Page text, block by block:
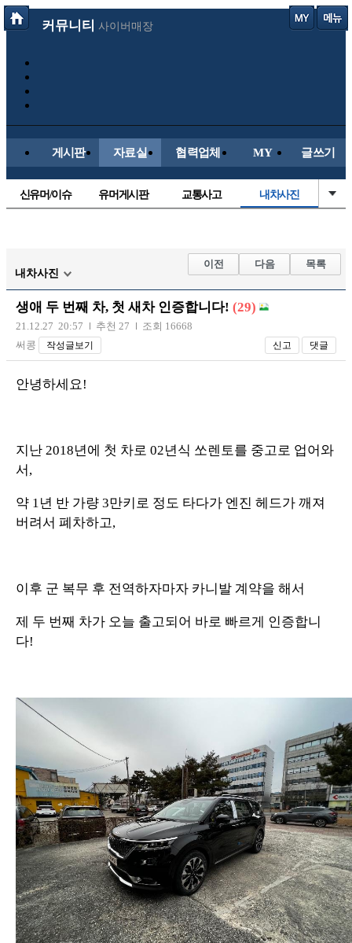
커뮤니티 사이버매장
게시판 자료실 협력업체 MY 글쓰기
신유머/이슈 유머게시판 교통사고 내차사진
자유사진 군사/무기
트럭/버스
장착시공사진
내차사진
이전 다음 목록
생애 두 번째 차, 첫 새차 인증합니다! (29)
21.12.27 20:57 추천 27
조회 16668
써콩
작성글보기 신고 댓글
안녕하세요!
지난 2018년에 첫 차로 02년식 쏘렌토를 중고로 업어와
서,
약 1년 반 가량 3만키로 정도 타다가 엔진 헤드가 깨져
버려서 폐차하고,
이후 군 복무 후 전역하자마자 카니발 계약을 해서
제 두 번째 차가 오늘 출고되어 바로 빠르게 인증합니
다!